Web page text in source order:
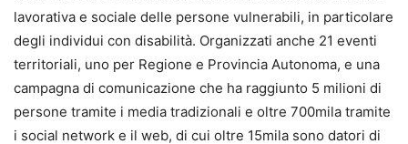
lavorativa e sociale delle persone vulnerabili, in particolare
degli individui con disabilità. Organizzati anche 21 eventi
territoriali, uno per Regione e Provincia Autonoma, e una
campagna di comunicazione che ha raggiunto 5 milioni di
persone tramite i media tradizionali e oltre 700mila tramite
i social network e il web, di cui oltre 15mila sono datori di